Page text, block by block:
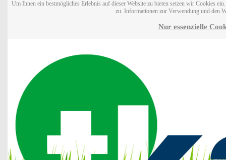
Um Ihnen ein bestmögliches Erlebnis auf dieser Website zu bieten setzen wir Cookies
zu. Informationen zur Verwendung und den
Nur essenzielle